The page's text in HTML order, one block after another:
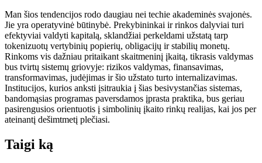
Man šios tendencijos rodo daugiau nei techie akademinės svajonės.
Jie yra operatyvinė būtinybė. Prekybininkai ir rinkos dalyviai turi
efektyviai valdyti kapitalą, sklandžiai perkeldami užstatą tarp
tokenizuotų vertybinių popierių, obligacijų ir stabilių monetų.
Rinkoms vis dažniau pritaikant skaitmeninį įkaitą, tikrasis valdymas
bus tvirtų sistemų griovyje: rizikos valdymas, finansavimas,
transformavimas, judėjimas ir šio užstato turto internalizavimas.
Institucijos, kurios anksti įsitraukia į šias besivystančias sistemas,
bandomąsias programas paversdamos įprasta praktika, bus geriau
pasirengusios orientuotis į simbolinių įkaito rinkų realijas, kai jos per
ateinantį dešimtmetį plečiasi.
Taigi ką